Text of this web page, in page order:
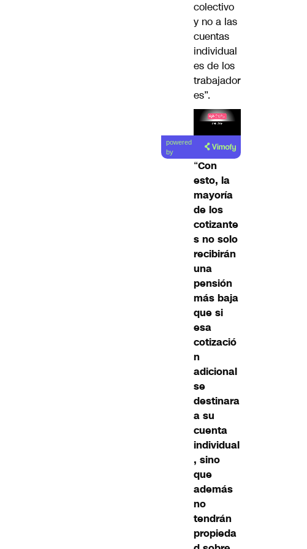
colectivo
y no a las
cuentas
individual
es de los
trabajador
es”.
Lea el
artículo
powered
by
“Con
esto, la
mayoría
de los
cotizante
s no solo
recibirán
una
pensión
más baja
que si
esa
cotizació
n
adicional
se
destinara
a su
cuenta
individual
, sino
que
además
no
tendrán
propieda